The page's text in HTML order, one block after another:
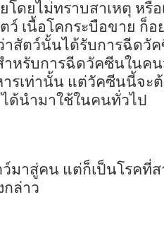
ดยไม่ทราบสาเหตุ หรื
ว์ เนื้อโคกระบือขาย ก็
าสัตว์นั้นได้รับการฉีดวั
หรับการฉีดวัคซีนในค
ารเท่านั้น แต่วัคซีนนี้จะ
ด้นำมาใช้ในคนทั่วไป
มาสู่คน แต่ก็เป็นโรคที่ส
ล่าว